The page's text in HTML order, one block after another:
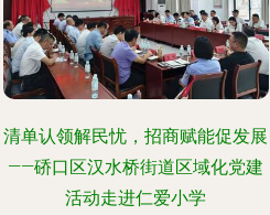
清单认领解民忧，招商赋能促发展
——硚口区汉水桥街道区域化党建
活动走进仁爱小学